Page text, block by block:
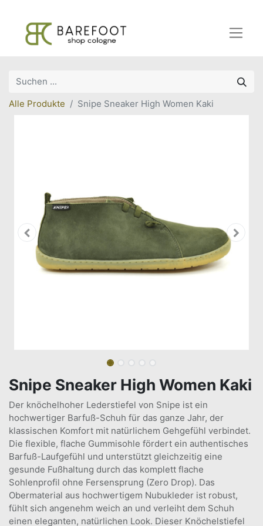
Alle Produkte Snipe Sneaker High Women Kaki
Snipe Sneaker High Women Kaki
Der knöchelhoher Lederstiefel von Snipe ist ein
hochwertiger Barfuß-Schuh für das ganze Jahr, der
klassischen Komfort mit natürlichem Gehgefühl verbindet.
Die flexible, flache Gummisohle fördert ein authentisches
Barfuß-Laufgefühl und unterstützt gleichzeitig eine
gesunde Fußhaltung durch das komplett flache
Sohlenprofil ohne Fersensprung (Zero Drop). Das
Obermaterial aus hochwertigem Nubukleder ist robust,
fühlt sich angenehm weich an und verleiht dem Schuh
einen eleganten, natürlichen Look. Dieser Knöchelstiefel